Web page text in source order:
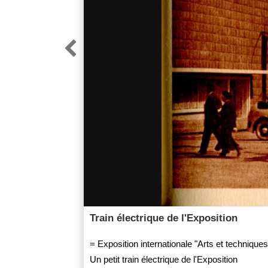

Train électrique de l'Exposition
= Exposition internationale "Arts et
Un petit train électrique de l'Exposition